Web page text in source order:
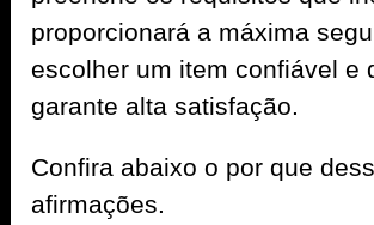
proporcionará a máxima
escolher um item confiável e
garante alta satisfação.
Confira abaixo o por que
afirmações.